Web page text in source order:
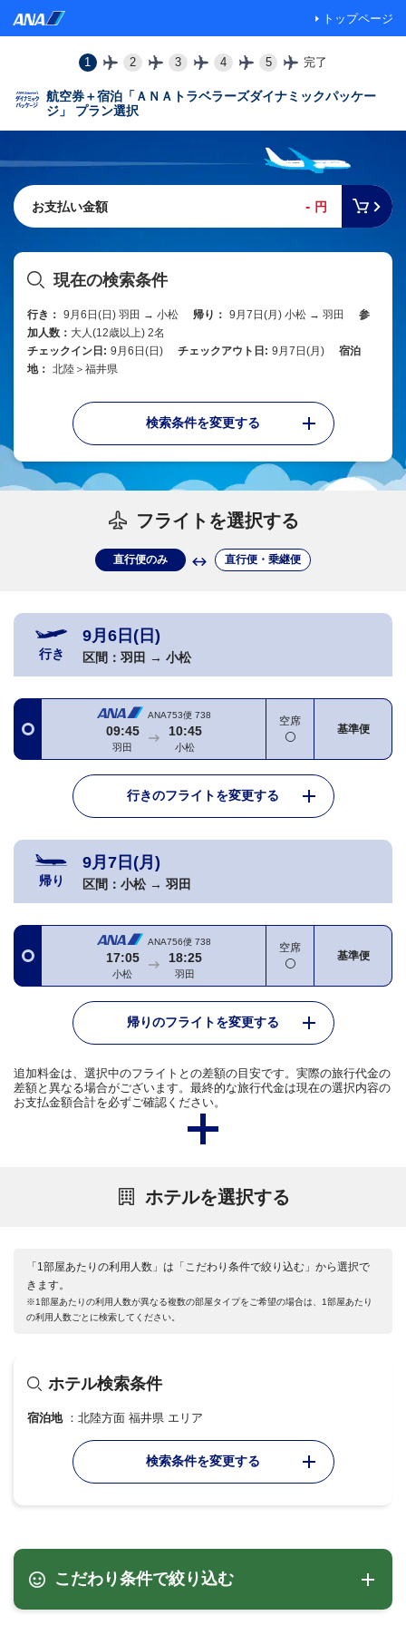
トップページ
1 2 3 4 5 完了
航空券＋宿泊「ＡＮＡトラベラーズダイナミックパッケー
ジ」 プラン選択
お支払い金額 - 円
現在の検索条件
行き： 9月6日(日) 羽田 → 小松 帰り： 9月7日(月) 小松 → 羽田
参
加人数： 大人(12歳以上) 2名
チェックイン日: 9月6日(日) チェックアウト日: 9月7日(月)
宿泊
地： 北陸＞福井県
検索条件を変更する
フライトを選択する
直行便のみ 直行便・乗継便
行き
9月6日(日)
区間： 羽田 → 小松
ANA753便 738
09:45
羽田
10:45
小松
空席
基準便
行きのフライトを変更する
帰り
9月7日(月)
区間： 小松→ 羽田
ANA756便 738
17:05
小松
18:25
羽田
空席
基準便
帰りのフライトを変更する
追加料金は、選択中のフライトとの差額の目安です。実際の旅行代金の
差額と異なる場合がございます。最終的な旅行代金は現在の選択内容の
お支払金額合計を必ずご確認ください。
ホテルを選択する
「1部屋あたりの利用人数」は「こだわり条件で絞り込む」から選択で
きます。
※1部屋あたりの利用人数が異なる複数の部屋タイプをご希望の場合は、1部屋あたり
の利用人数ごとに検索してください。
ホテル検索条件
宿泊地 北陸方面 福井県 エリア
検索条件を変更する
こだわり条件で絞り込む